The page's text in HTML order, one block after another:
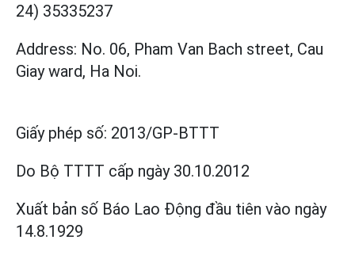
24) 35335237
Address: No. 06, Pham Van Bach street, Cau
Giay ward, Ha Noi.
Giấy phép số: 2013/GP-BTTT
Do Bộ TTTT cấp ngày 30.10.2012
Xuất bản số Báo Lao Động đầu tiên vào ngày
14.8.1929